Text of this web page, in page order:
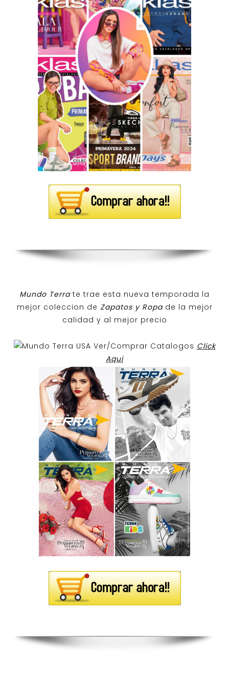
Mundo Terra te trae esta nueva temporada la
mejor coleccion de Zapatos y Ropa de la mejor
calidad y al mejor precio
Ver/Comprar Catalogos Click
Aqui